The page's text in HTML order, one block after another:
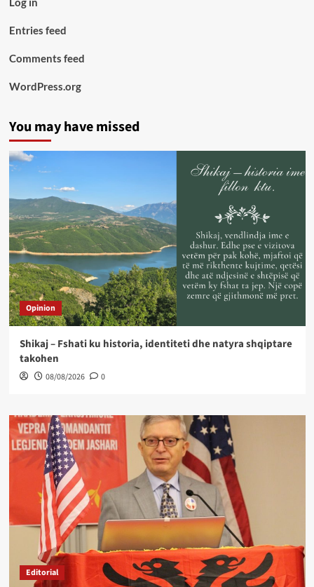
Entries feed
Comments feed
WordPress.org
You may have missed
Opinion
Shikaj – Fshati ku historia, identiteti dhe natyra shqiptare
takohen
08/08/2026 0
Editorial